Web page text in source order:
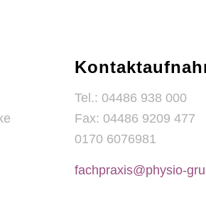
Tel.: 04486 938 000
Fax: 04486 9209 477
0170 6076981
fachpraxis@physio-